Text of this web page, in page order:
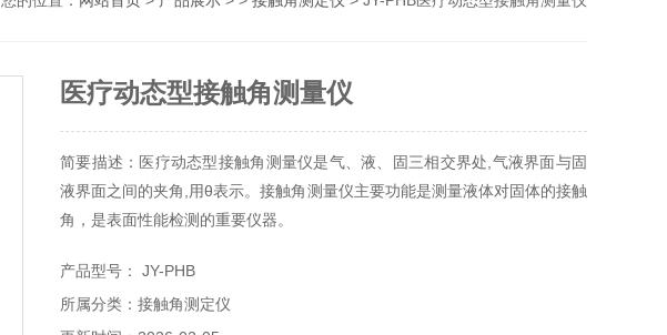
医疗动态型接触角测量仪
简要描述：医疗动态型接触角测量仪是气、液、固三相交界处,气液界面与固
液界面之间的夹角,用θ表示。接触角测量仪主要功能是测量液体对固体的接触
角，是表面性能检测的重要仪器。
产品型号： JY-PHB
所属分类：接触角测定仪